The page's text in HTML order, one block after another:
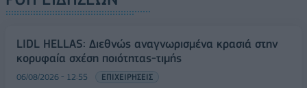
LIDL HELLAS: Διεθνώς αναγνωρισμένα κρασιά στην
κορυφαία σχέση ποιότητας-τιμής
06/08/2026 - 12:55 ΕΠΙΧΕΙΡΗΣΕΙΣ